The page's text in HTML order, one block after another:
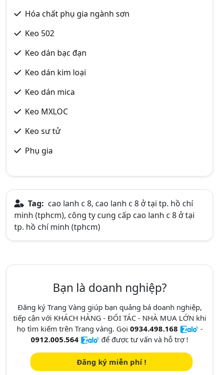
Hóa chất phụ gia ngành sơn
Keo 502
Keo dán bạc đạn
Keo dán kim loại
Keo dán mica
Keo MXLOC
Keo sư tử
Phụ gia
Tag: cao lanh c 8, cao lanh c 8 ở tại tp. hồ chí
minh (tphcm), công ty cung cấp cao lanh c 8 ở tại
tp. hồ chí minh (tphcm)
Bạn là doanh nghiệp?
Đăng ký Trang Vàng giúp bạn quảng bá doanh nghiệp,
tiếp cận với KHÁCH HÀNG - ĐỐI TÁC - NHÀ MUA LỚN khi
họ tìm kiếm trên Trang vàng. Gọi 0934.498.168
-
0912.005.564
để được tư vấn và hỗ trợ !
Đăng ký miễn phí !